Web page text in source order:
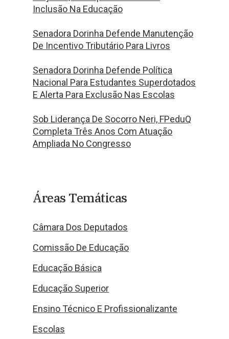
Inclusão Na Educação
Senadora Dorinha Defende Manutenção
De Incentivo Tributário Para Livros
Senadora Dorinha Defende Política
Nacional Para Estudantes Superdotados
E Alerta Para Exclusão Nas Escolas
Sob Liderança De Socorro Neri, FPeduQ
Completa Três Anos Com Atuação
Ampliada No Congresso
Áreas Temáticas
Câmara Dos Deputados
Comissão De Educação
Educação Básica
Educação Superior
Ensino Técnico E Profissionalizante
Escolas